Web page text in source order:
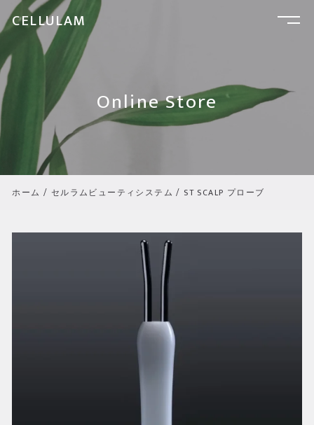
CELLULAM
Online Store
ホーム / セルラムビューティシステム / ST SCALP プローブ